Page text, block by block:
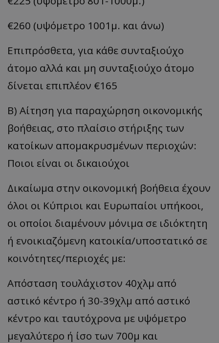
€260 (υψόμετρο 1001μ. και άνω)
Επιπρόσθετα, για κάθε συνταξιούχο
άτομο αλλά και μη συνταξιούχο άτομο
δίνεται επιπλέον €165
Β) Αίτηση για παραχώρηση οικονομικής
βοήθειας, στο πλαίσιο στήριξης των
κατοίκων απομακρυσμένων περιοχών:
Ποιοι είναι οι δικαιούχοι
Δικαίωμα στην οικονομική βοήθεια έχουν
όλοι οι Κύπριοι και Ευρωπαίοι υπήκοοι,
οι οποίοι διαμένουν μόνιμα σε ιδιόκτητη
ή ενοικιαζόμενη κατοικία/υποστατικό σε
κοινότητες/περιοχές με:
Απόσταση τουλάχιστον 40χλμ από
αστικό κέντρο ή 30-39χλμ από αστικό
κέντρο και ταυτόχρονα με υψόμετρο
μεγαλύτερο ή ίσο των 700μ και